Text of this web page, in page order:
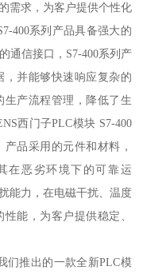
需求，为客户提供个性化
400系列产品具备强大的
通信接口，S7-400系列产
，并能够快速响应复杂的
生产流程管理，降低了生
西门子PLC模块 S7-400
品采用的元件和材料，
在恶劣环境下的可靠运
能力，在电磁干扰、温度
能，为客户提供稳定、
推出的一款全新PLC模